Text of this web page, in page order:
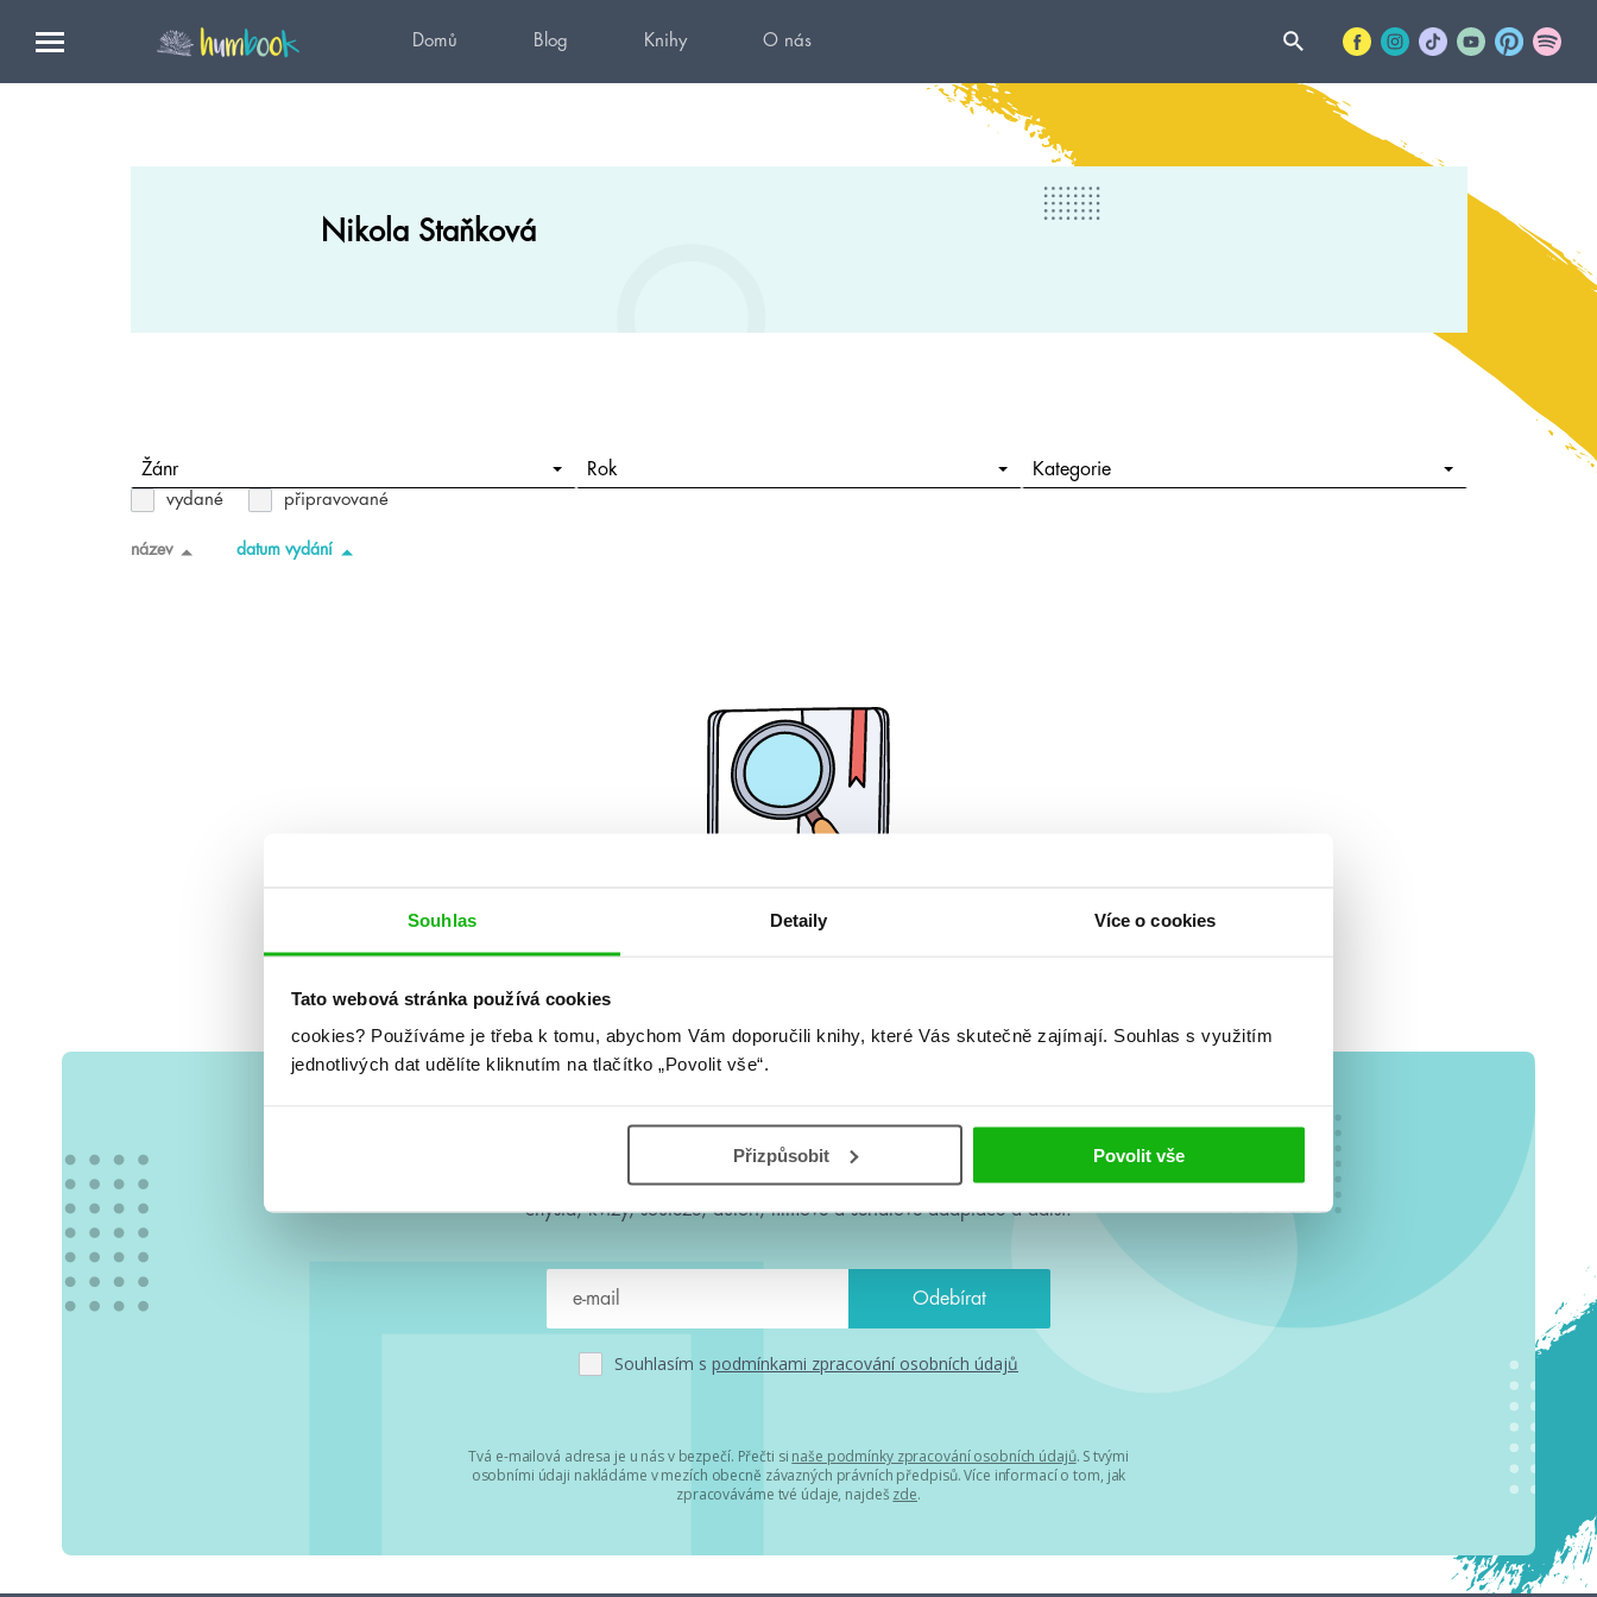
Souhlas Detaily Více o cookies
Tato webová stránka používá cookies
cookies? Používáme je třeba k tomu, abychom Vám doporučili knihy, které Vás skutečně zajímají. Souhlas s využitím
jednotlivých dat udělíte kliknutím na tlačítko „Povolit vše“.
Přizpůsobit Povolit vše
Domů Blog Knihy O nás
Nikola Staňková
Žánr Rok Kategorie
vydané připravované
název datum vydání
#HumbookNews
Vše kolem #youngadult každý měsíc rovnou do mailu! Nové knihy, co se
chystá, kvízy, soutěže, autoři, filmové a seriálové adaptace a další.
Souhlasím s podmínkami zpracování osobních údajů
Tvá e-mailová adresa je u nás v bezpečí. Přečti si naše podmínky zpracování osobních údajů. S tvými
osobními údaji nakládáme v mezích obecně závazných právních předpisů. Více informací o tom, jak
zpracováváme tvé údaje, najdeš zde.